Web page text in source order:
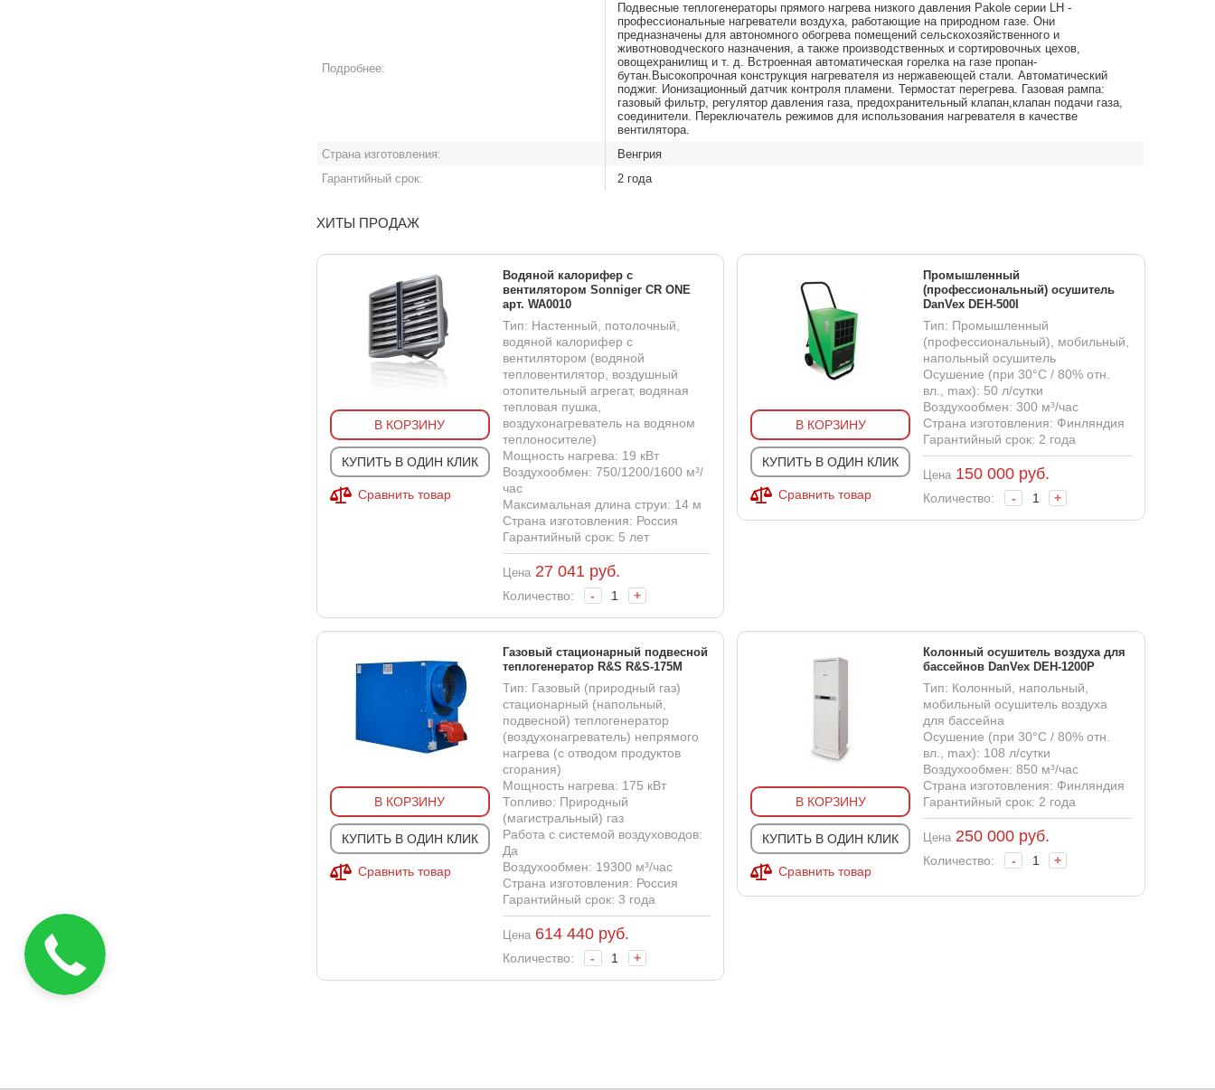
Подробнее:
Подвесные теплогенераторы прямого нагрева низкого давления Pakole серии LH -
профессиональные нагреватели воздуха, работающие на природном газе. Они
предназначены для автономного обогрева помещений сельскохозяйственного и
животноводческого назначения, а также производственных и сортировочных цехов,
овощехранилищ и т. д. Встроенная автоматическая горелка на газе пропан-
бутан.Высокопрочная конструкция нагревателя из нержавеющей стали. Автоматический
поджиг. Ионизационный датчик контроля пламени. Термостат перегрева. Газовая рампа:
газовый фильтр, регулятор давления газа, предохранительный клапан,клапан подачи газа,
соединители. Переключатель режимов для использования нагревателя в качестве
вентилятора.
Страна изготовления:
Венгрия
Гарантийный срок:
2 года
ХИТЫ ПРОДАЖ
В КОРЗИНУ
КУПИТЬ В ОДИН КЛИК
Сравнить товар
Водяной калорифер с
вентилятором Sonniger CR ONE
арт. WA0010
Тип: Настенный, потолочный,
водяной калорифер с
вентилятором (водяной
тепловентилятор, воздушный
отопительный агрегат, водяная
тепловая пушка,
воздухонагреватель на водяном
теплоносителе)
Мощность нагрева: 19 кВт
Воздухообмен: 750/1200/1600 м³/
час
Максимальная длина струи: 14 м
Страна изготовления: Россия
Гарантийный срок: 5 лет
Цена 27 041руб.
Количество: - +
В КОРЗИНУ
КУПИТЬ В ОДИН КЛИК
Сравнить товар
Промышленный
(профессиональный) осушитель
DanVex DEH-500I
Тип: Промышленный
(профессиональный), мобильный,
напольный осушитель
Осушение (при 30°С / 80% отн.
вл., max): 50 л/сутки
Воздухообмен: 300 м³/час
Страна изготовления: Финляндия
Гарантийный срок: 2 года
Цена 150 000 руб.
Количество: - +
В КОРЗИНУ
КУПИТЬ В ОДИН КЛИК
Сравнить товар
Газовый стационарный подвесной
теплогенератор R&S R&S-175M
Тип: Газовый (природный газ)
стационарный (напольный,
подвесной) теплогенератор
(воздухонагреватель) непрямого
нагрева (с отводом продуктов
сгорания)
Мощность нагрева: 175 кВт
Топливо: Природный
(магистральный) газ
Работа с системой воздуховодов:
Да
Воздухообмен: 19300 м³/час
Страна изготовления: Россия
Гарантийный срок: 3 года
Цена 614 440руб.
Количество: - +
В КОРЗИНУ
КУПИТЬ В ОДИН КЛИК
Сравнить товар
Колонный осушитель воздуха для
бассейнов DanVex DEH-1200P
Тип: Колонный, напольный,
мобильный осушитель воздуха
для бассейна
Осушение (при 30°С / 80% отн.
вл., max): 108 л/сутки
Воздухообмен: 850 м³/час
Страна изготовления: Финляндия
Гарантийный срок: 2 года
Цена 250 000 руб.
Количество: - +